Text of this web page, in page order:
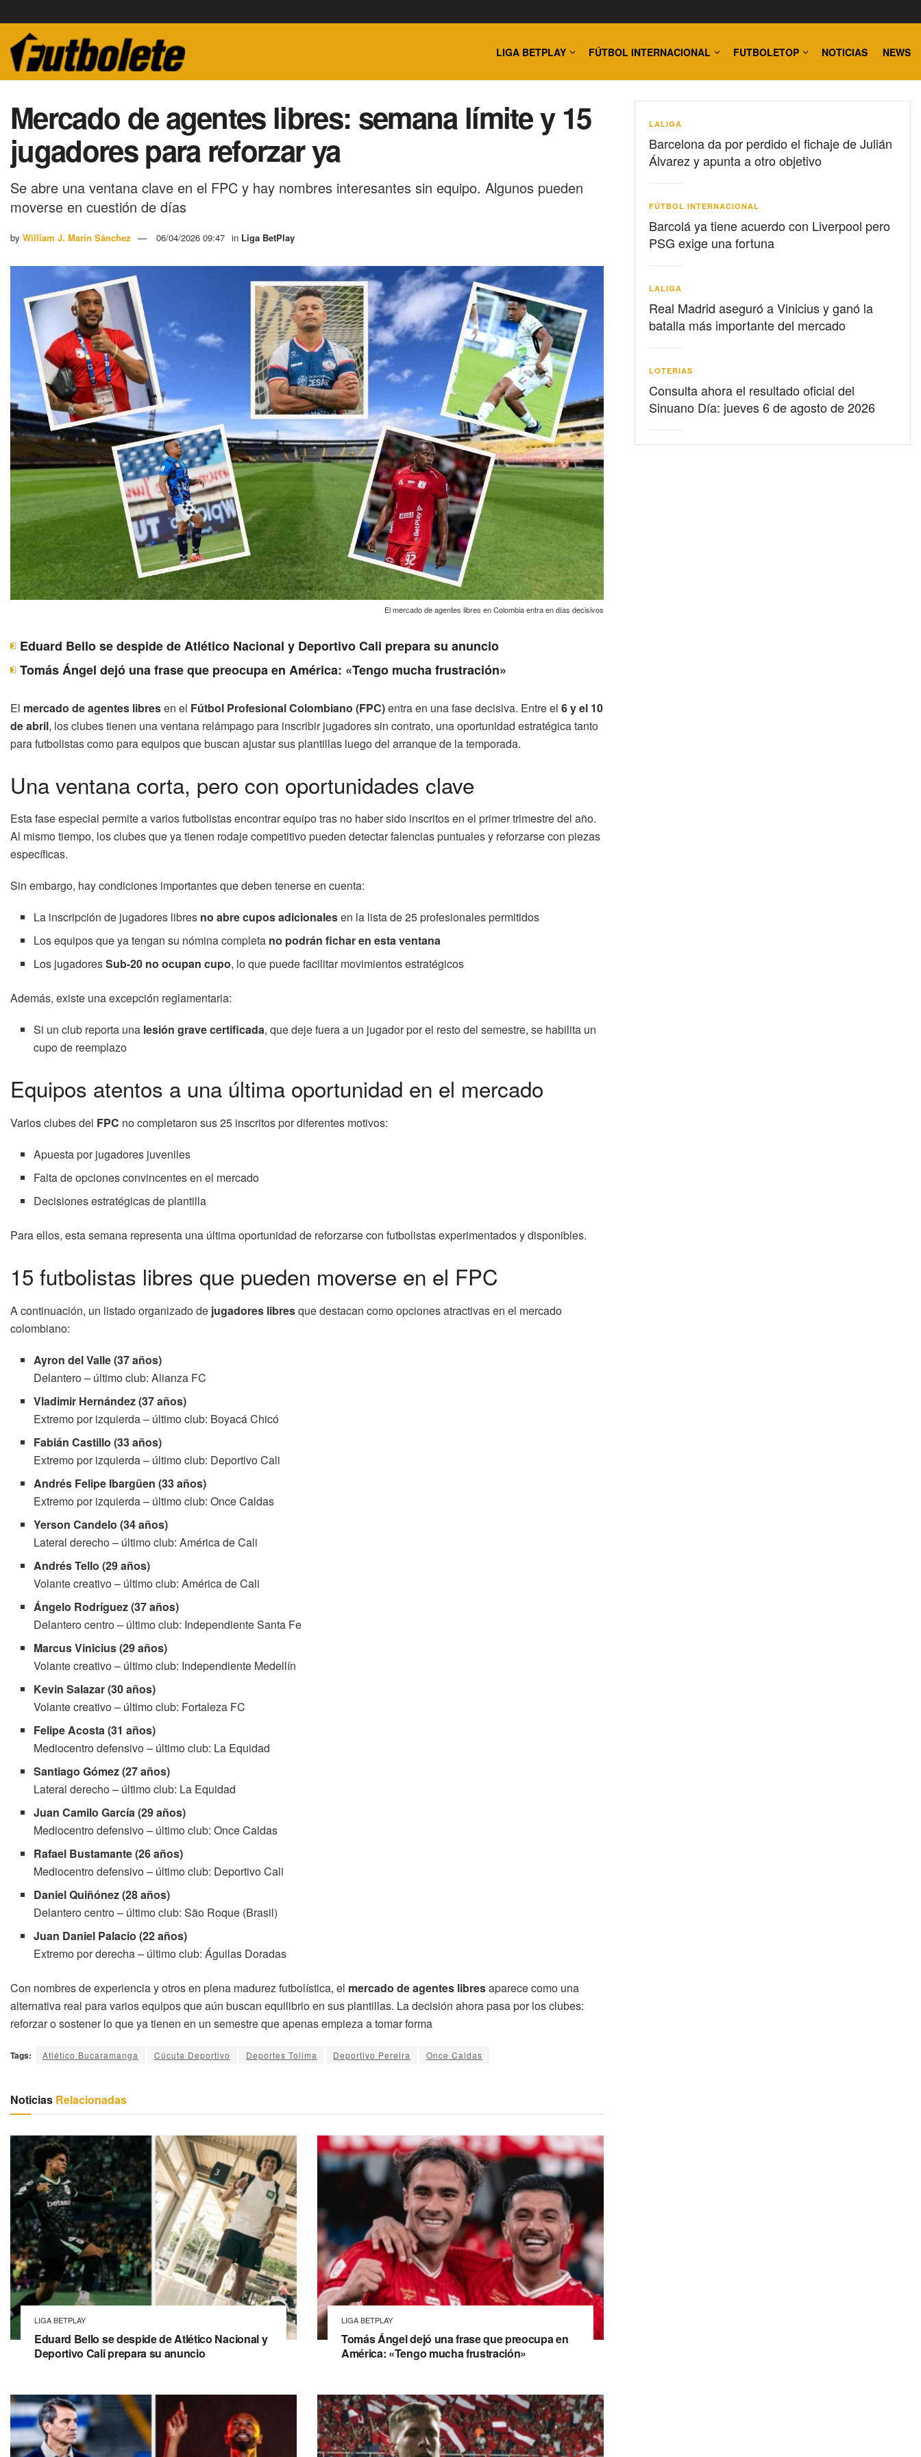
LIGA BETPLAY FÚTBOL INTERNACIONAL FUTBOLETOP NOTICIAS NEWS
Mercado de agentes libres: semana límite y 15
jugadores para reforzar ya
Se abre una ventana clave en el FPC y hay nombres interesantes sin equipo. Algunos pueden
moverse en cuestión de días
by William J. Marín Sánchez 06/04/2026 09:47 in Liga BetPlay
El mercado de agentes libres en Colombia entra en días decisivos
Eduard Bello se despide de Atlético Nacional y Deportivo Cali prepara su anuncio
Tomás Ángel dejó una frase que preocupa en América: «Tengo mucha frustración»
El mercado de agentes libresen el Fútbol Profesional Colombiano (FPC)entra en una fase decisiva. Entre el 6 y el 10
de abril, los clubes tienen una ventana relámpago para inscribir jugadores sin contrato, una oportunidad estratégica tanto
para futbolistas como para equipos que buscan ajustar sus plantillas luego del arranque de la temporada.
Una ventana corta, pero con oportunidades clave
Esta fase especial permite a varios futbolistas encontrar equipo tras no haber sido inscritos en el primer trimestre del año.
Al mismo tiempo, los clubes que ya tienen rodaje competitivo pueden detectar falencias puntuales y reforzarse con piezas
específicas.
Sin embargo, hay condiciones importantes que deben tenerse en cuenta:
La inscripción de jugadores libres no abre cupos adicionalesen la lista de 25 profesionales permitidos
Los equipos que ya tengan su nómina completa no podrán fichar en esta ventana
Los jugadoresSub-20 no ocupan cupo, lo que puede facilitar movimientos estratégicos
Además, existe una excepción reglamentaria:
Si un club reporta una lesión grave certificada, que deje fuera a un jugador por el resto del semestre, se habilita un
cupo de reemplazo
Equipos atentos a una última oportunidad en el mercado
Varios clubes del FPC no completaron sus 25 inscritos por diferentes motivos:
Apuesta por jugadores juveniles
Falta de opciones convincentes en el mercado
Decisiones estratégicas de plantilla
Para ellos, esta semana representa una última oportunidad de reforzarse con futbolistas experimentados y disponibles.
15 futbolistas libres que pueden moverse en el FPC
A continuación, un listado organizado de jugadores libresque destacan como opciones atractivas en el mercado
colombiano:
Ayron del Valle (37 años)
Delantero – último club: Alianza FC
Vladimir Hernández (37 años)
Extremo por izquierda – último club: Boyacá Chicó
Fabián Castillo (33 años)
Extremo por izquierda – último club: Deportivo Cali
Andrés Felipe Ibargüen (33 años)
Extremo por izquierda – último club: Once Caldas
Yerson Candelo (34 años)
Lateral derecho – último club: América de Cali
Andrés Tello (29 años)
Volante creativo – último club: América de Cali
Ángelo Rodríguez (37 años)
Delantero centro – último club: Independiente Santa Fe
Marcus Vinicius (29 años)
Volante creativo – último club: Independiente Medellín
Kevin Salazar (30 años)
Volante creativo – último club: Fortaleza FC
Felipe Acosta (31 años)
Mediocentro defensivo – último club: La Equidad
Santiago Gómez (27 años)
Lateral derecho – último club: La Equidad
Juan Camilo García (29 años)
Mediocentro defensivo – último club: Once Caldas
Rafael Bustamante (26 años)
Mediocentro defensivo – último club: Deportivo Cali
Daniel Quiñónez (28 años)
Delantero centro – último club: São Roque (Brasil)
Juan Daniel Palacio (22 años)
Extremo por derecha – último club: Águilas Doradas
Con nombres de experiencia y otros en plena madurez futbolística, el mercado de agentes libresaparece como una
alternativa real para varios equipos que aún buscan equilibrio en sus plantillas. La decisión ahora pasa por los clubes:
reforzar o sostener lo que ya tienen en un semestre que apenas empieza a tomar forma
Tags: Atlético Bucaramanga Cúcuta Deportivo Deportes Tolima Deportivo Pereira Once Caldas
Noticias Relacionadas
LIGA BETPLAY
Eduard Bello se despide de Atlético Nacional y
Deportivo Cali prepara su anuncio
LIGA BETPLAY
Tomás Ángel dejó una frase que preocupa en
América: «Tengo mucha frustración»
LALIGA
Barcelona da por perdido el fichaje de Julián
Álvarez y apunta a otro objetivo
FÚTBOL INTERNACIONAL
Barcolá ya tiene acuerdo con Liverpool pero
PSG exige una fortuna
LALIGA
Real Madrid aseguró a Vinicius y ganó la
batalla más importante del mercado
LOTERIAS
Consulta ahora el resultado oficial del
Sinuano Día: jueves 6 de agosto de 2026